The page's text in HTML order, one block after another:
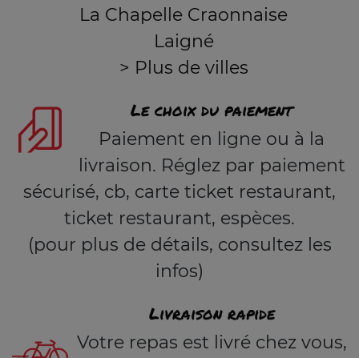
La Chapelle Craonnaise
Laigné
> Plus de villes
Le choix du paiement
Paiement en ligne ou à la
livraison. Réglez par paiement
sécurisé, cb, carte ticket restaurant,
ticket restaurant, espèces.
(pour plus de détails, consultez les
infos)
Livraison rapide
Votre repas est livré chez vous,